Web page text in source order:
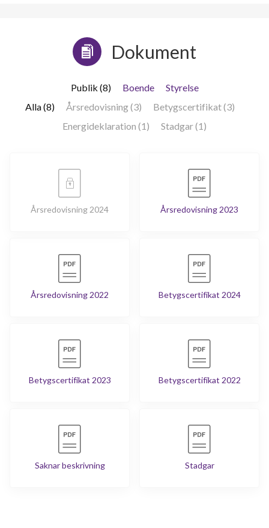
Dokument
Publik (8) Boende
Styrelse
Alla (8)
Årsredovisning (3)
Betygscertifikat (3)
Energideklaration (1)
Stadgar (1)
Årsredovisning 2024 Årsredovisning 2023
Årsredovisning 2022 Betygscertifikat 2024
Betygscertifikat 2023 Betygscertifikat 2022
Saknar beskrivning Stadgar